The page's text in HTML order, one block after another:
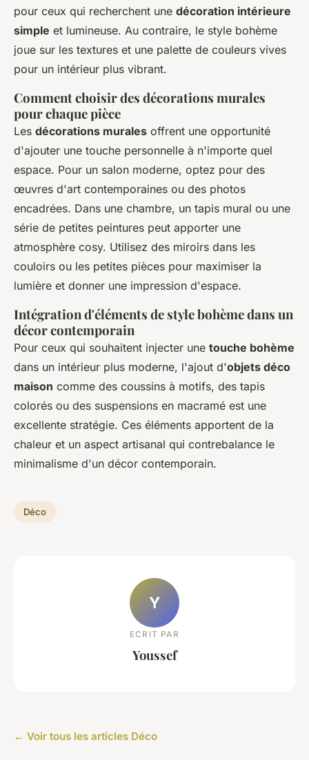
pour ceux qui recherchent une décoration intérieure
simple et lumineuse. Au contraire, le style bohème
joue sur les textures et une palette de couleurs vives
pour un intérieur plus vibrant.
Comment choisir des décorations murales
pour chaque pièce
Les décorations murales offrent une opportunité
d'ajouter une touche personnelle à n'importe quel
espace. Pour un salon moderne, optez pour des
œuvres d'art contemporaines ou des photos
encadrées. Dans une chambre, un tapis mural ou une
série de petites peintures peut apporter une
atmosphère cosy. Utilisez des miroirs dans les
couloirs ou les petites pièces pour maximiser la
lumière et donner une impression d'espace.
Intégration d'éléments de style bohème dans un
décor contemporain
Pour ceux qui souhaitent injecter une touche bohème
dans un intérieur plus moderne, l'ajout d'objets déco
maison comme des coussins à motifs, des tapis
colorés ou des suspensions en macramé est une
excellente stratégie. Ces éléments apportent de la
chaleur et un aspect artisanal qui contrebalance le
minimalisme d'un décor contemporain.
Déco
Y
ECRIT PAR
Youssef
← Voir tous les articles Déco